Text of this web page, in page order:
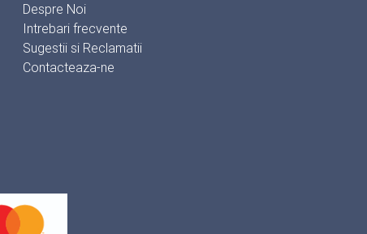
Despre Noi
Intrebari frecvente
Sugestii si Reclamatii
Contacteaza-ne